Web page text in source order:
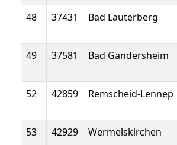
48 37431 Bad Lauterberg
49 37581 Bad Gandersheim
52 42859 Remscheid-Lennep
53 42929 Wermelskirchen